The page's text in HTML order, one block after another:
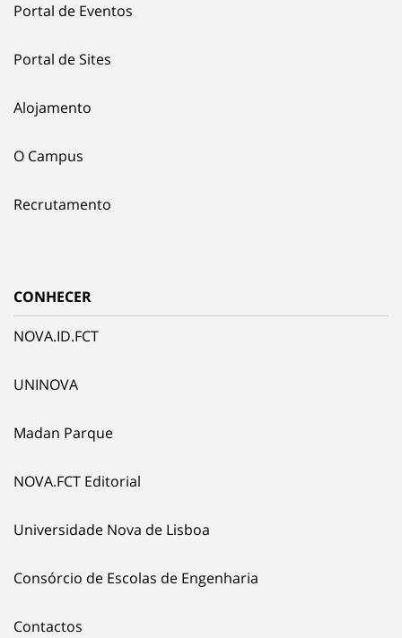
Portal de Eventos
Portal de Sites
Alojamento
O Campus
Recrutamento
CONHECER
NOVA.ID.FCT
UNINOVA
Madan Parque
NOVA.FCT Editorial
Universidade Nova de Lisboa
Consórcio de Escolas de Engenharia
Contactos